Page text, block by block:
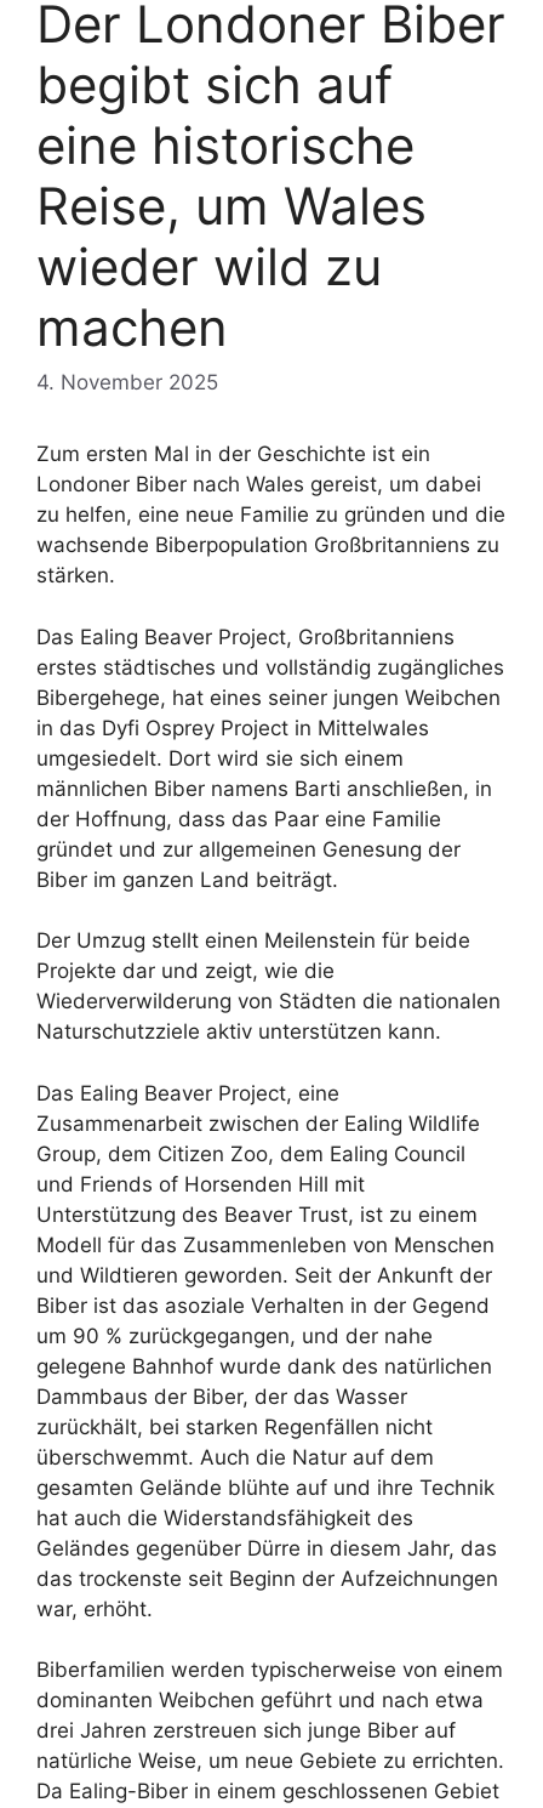
Der Londoner Biber
begibt sich auf
eine historische
Reise, um Wales
wieder wild zu
machen
4. November 2025
Zum ersten Mal in der Geschichte ist ein
Londoner Biber nach Wales gereist, um dabei
zu helfen, eine neue Familie zu gründen und die
wachsende Biberpopulation Großbritanniens zu
stärken.
Das Ealing Beaver Project, Großbritanniens
erstes städtisches und vollständig zugängliches
Bibergehege, hat eines seiner jungen Weibchen
in das Dyfi Osprey Project in Mittelwales
umgesiedelt. Dort wird sie sich einem
männlichen Biber namens Barti anschließen, in
der Hoffnung, dass das Paar eine Familie
gründet und zur allgemeinen Genesung der
Biber im ganzen Land beiträgt.
Der Umzug stellt einen Meilenstein für beide
Projekte dar und zeigt, wie die
Wiederverwilderung von Städten die nationalen
Naturschutzziele aktiv unterstützen kann.
Das Ealing Beaver Project, eine
Zusammenarbeit zwischen der Ealing Wildlife
Group, dem Citizen Zoo, dem Ealing Council
und Friends of Horsenden Hill mit
Unterstützung des Beaver Trust, ist zu einem
Modell für das Zusammenleben von Menschen
und Wildtieren geworden. Seit der Ankunft der
Biber ist das asoziale Verhalten in der Gegend
um 90 % zurückgegangen, und der nahe
gelegene Bahnhof wurde dank des natürlichen
Dammbaus der Biber, der das Wasser
zurückhält, bei starken Regenfällen nicht
überschwemmt. Auch die Natur auf dem
gesamten Gelände blühte auf und ihre Technik
hat auch die Widerstandsfähigkeit des
Geländes gegenüber Dürre in diesem Jahr, das
das trockenste seit Beginn der Aufzeichnungen
war, erhöht.
Biberfamilien werden typischerweise von einem
dominanten Weibchen geführt und nach etwa
drei Jahren zerstreuen sich junge Biber auf
natürliche Weise, um neue Gebiete zu errichten.
Da Ealing-Biber in einem geschlossenen Gebiet